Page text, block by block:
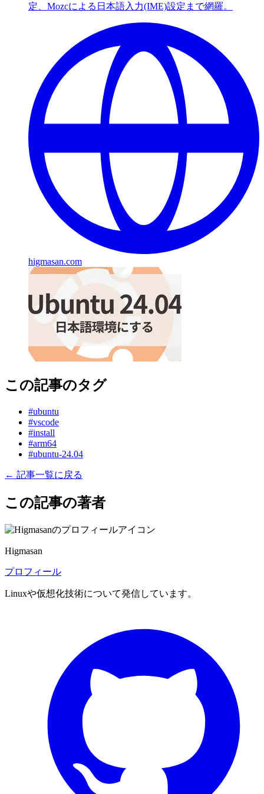
定、Mozcによる日本語入力(IME)設定まで網羅。
higmasan.com
この記事のタグ
#ubuntu
#vscode
#install
#arm64
#ubuntu-24.04
← 記事一覧に戻る
この記事の著者
Higmasan
プロフィール
Linuxや仮想化技術について発信しています。